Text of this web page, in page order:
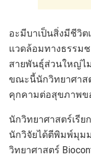
อะมีบาเป็นสิ่งมีชีวิ
แวดล้อมทางธรรม
สายพันธุ์ส่วนใหญ่ไ
ขณะนี้นักวิทยาศาส
คุกคามต่อสุขภาพข
นักวิทยาศาสตร์เรี
นักวิจัยได้ตีพิมพ์มุม
วิทยาศาสตร์